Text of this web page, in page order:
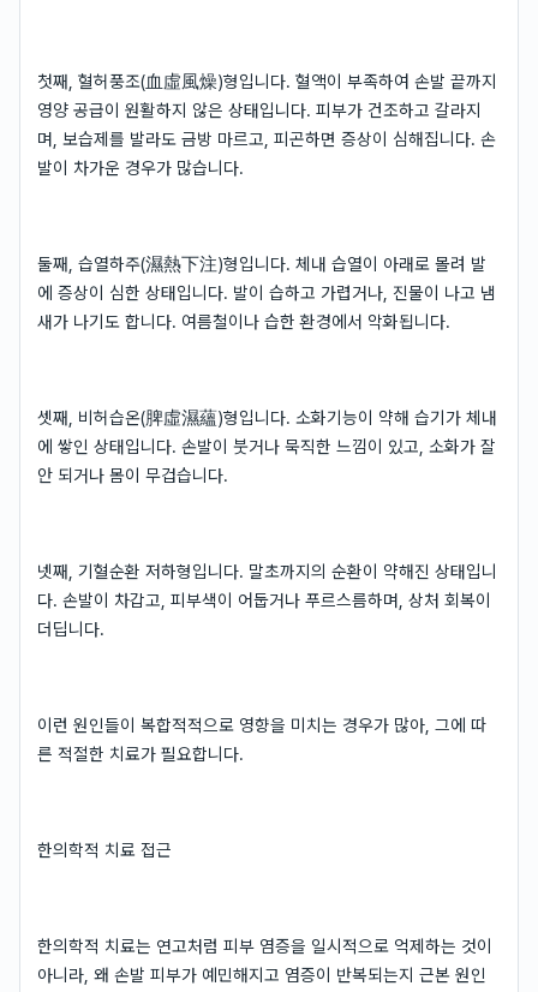
첫째, 혈허풍조(血虛風燥)형입니다. 혈액이 부족하여 손발 끝까지
영양 공급이 원활하지 않은 상태입니다. 피부가 건조하고 갈라지
며, 보습제를 발라도 금방 마르고, 피곤하면 증상이 심해집니다. 손
발이 차가운 경우가 많습니다.
둘째, 습열하주(濕熱下注)형입니다. 체내 습열이 아래로 몰려 발
에 증상이 심한 상태입니다. 발이 습하고 가렵거나, 진물이 나고 냄
새가 나기도 합니다. 여름철이나 습한 환경에서 악화됩니다.
셋째, 비허습온(脾虛濕蘊)형입니다. 소화기능이 약해 습기가 체내
에 쌓인 상태입니다. 손발이 붓거나 묵직한 느낌이 있고, 소화가 잘
안 되거나 몸이 무겁습니다.
넷째, 기혈순환 저하형입니다. 말초까지의 순환이 약해진 상태입니
다. 손발이 차갑고, 피부색이 어둡거나 푸르스름하며, 상처 회복이
더딥니다.
이런 원인들이 복합적적으로 영향을 미치는 경우가 많아, 그에 따
른 적절한 치료가 필요합니다.
한의학적 치료 접근
한의학적 치료는 연고처럼 피부 염증을 일시적으로 억제하는 것이
아니라, 왜 손발 피부가 예민해지고 염증이 반복되는지 근본 원인